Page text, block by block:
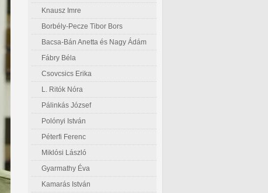
Knausz Imre
Borbély-Pecze Tibor Bors
Bacsa-Bán Anetta és Nagy Ádám
Fábry Béla
Csovcsics Erika
L. Ritók Nóra
Pálinkás József
Polónyi István
Péterfi Ferenc
Miklósi László
Gyarmathy Éva
Kamarás István